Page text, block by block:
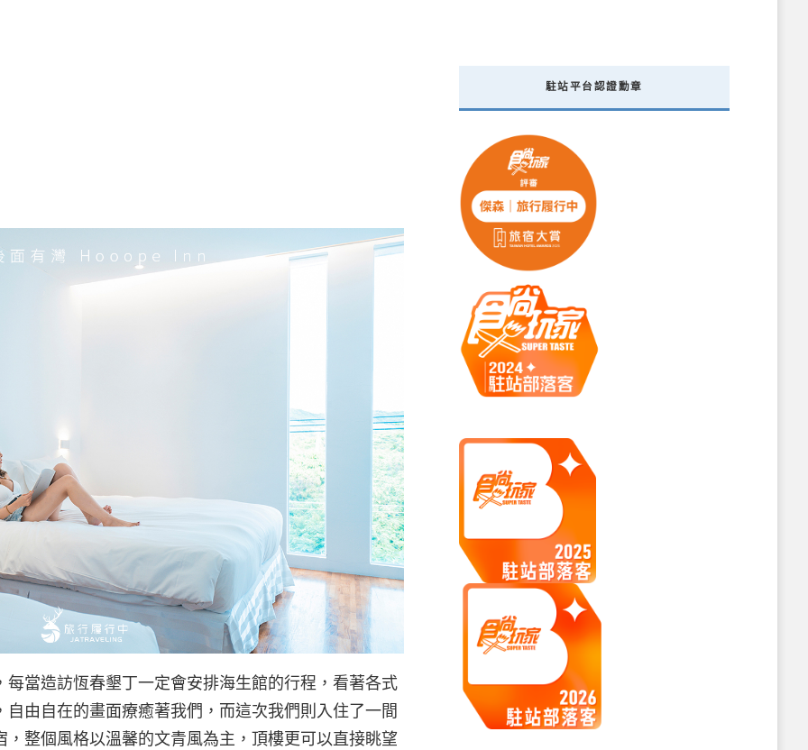
當造訪恆春墾丁一定會安排海生館的行程，看著各式
由自在的畫面療癒著我們，而這次我們則入住了一間
整個風格以溫馨的文青風為主，頂樓更可以直接眺望
駐站平台認證勳章